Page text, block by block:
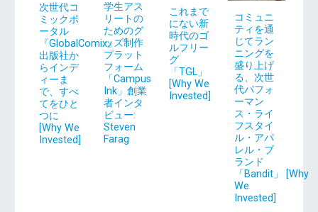
次世代コ
ミックポ
ータル
『GlobalComix』
出版社か
らインデ
ィーま
で、すべ
てをひと
つに
[Why We
Invested]
学生アス
リートの
ためのグ
ッズ制作
プラット
フォーム
「Campus
Ink」創業
者インタ
ビュー:
Steven
Farag
これまで
にない新
時代のゴ
ルフリー
グ
「TGL」
[Why We
Invested]
コミュニ
ティを通
じてラン
ニングを
盛り上げ
る、次世
代パフォ
ーマン
ス・ライ
フスタイ
ル・アパ
レル・ブ
ランド
「Bandit」 [Why
We
Invested]